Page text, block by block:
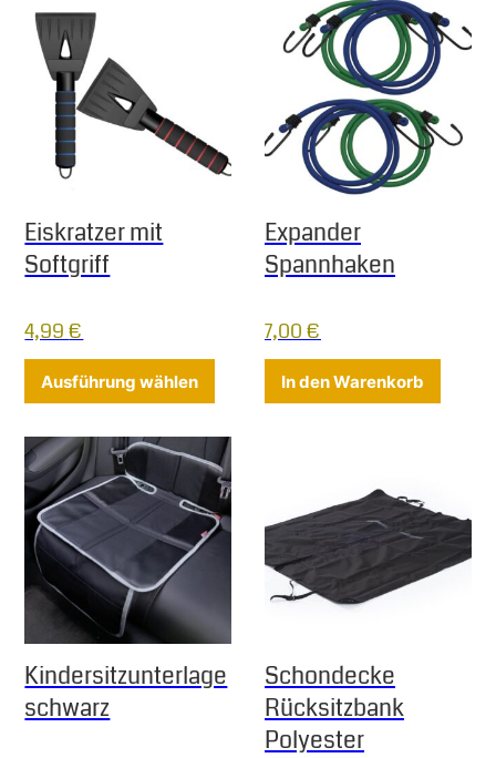
Eiskratzer mit
Softgriff
4,99€
Ausführung wählen Dieses Produkt weist mehrere
Expander
Spannhaken
7,00€
In den Warenkorb
Kindersitzunterlage
schwarz
Schondecke
Rücksitzbank
Polyester